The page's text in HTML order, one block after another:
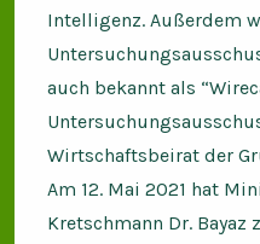
Intelligenz. Außerdem
auch bekannt als
Wirtschaftsbeirat der
Am 12. Mai 2021 hat
Kretschmann Dr.